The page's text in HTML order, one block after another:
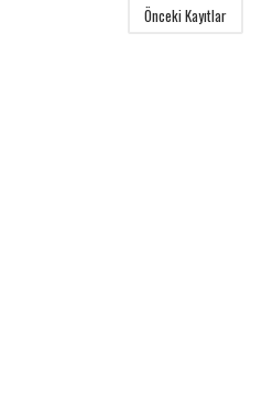
Önceki Kayıtlar